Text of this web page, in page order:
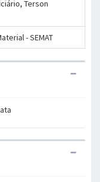
Terson
- SEMAT